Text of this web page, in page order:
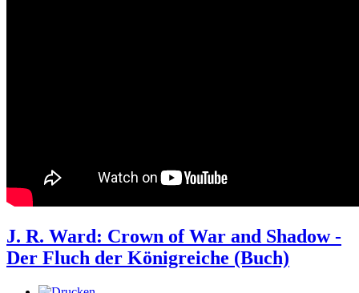
J. R. Ward: Crown of War and Shadow -
Der Fluch der Königreiche (Buch)